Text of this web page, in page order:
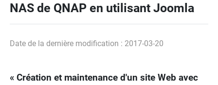
NAS de QNAP en utilisant Joomla
Date de la dernière modification : 2017-03-20
« Création et maintenance d'un site Web avec